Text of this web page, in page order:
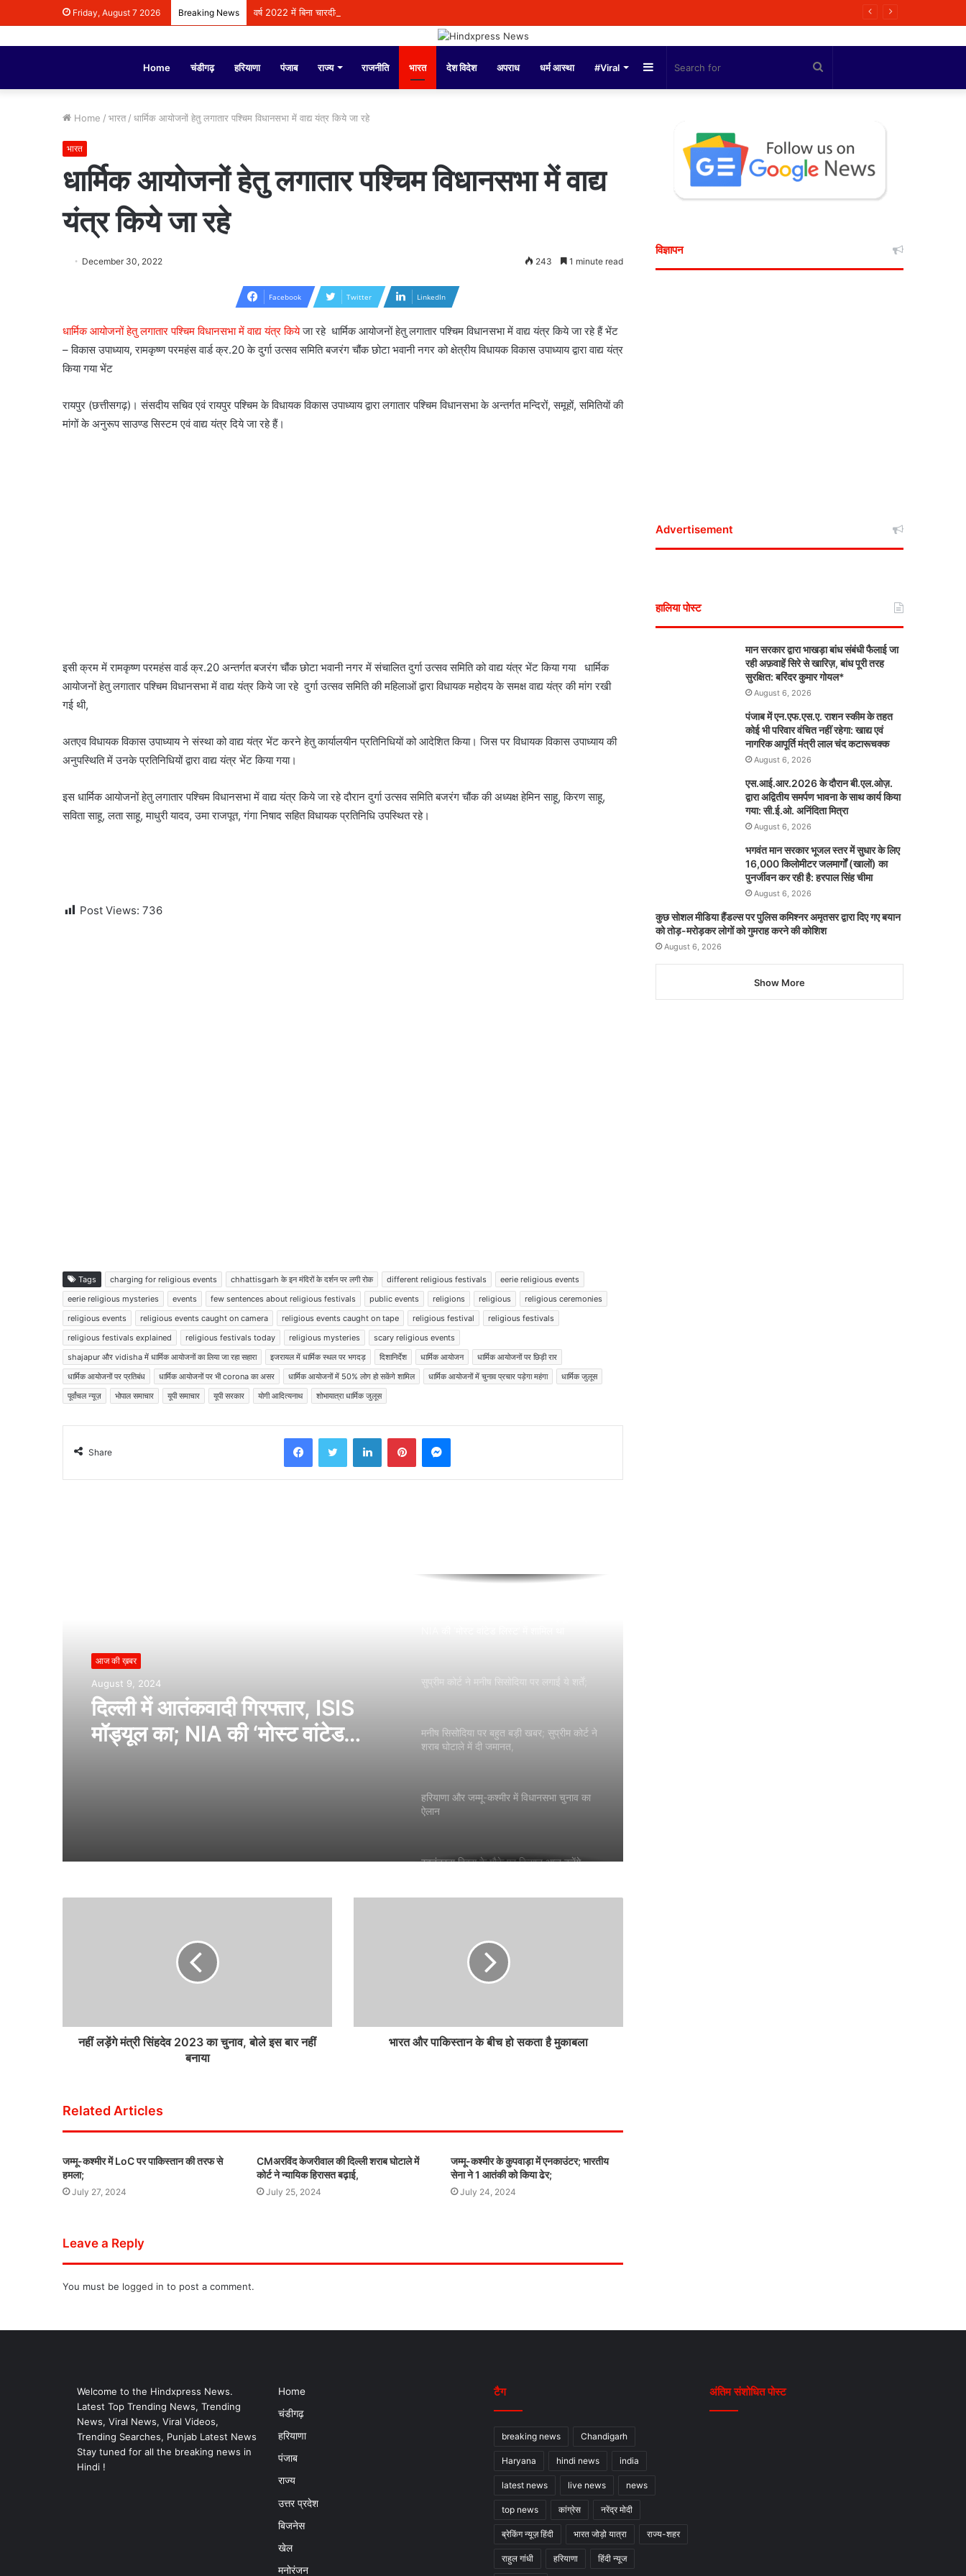
Friday, August 7 2026 Breaking News वर्ष 2022 में बिना चारदीवारी और फर्श पर बैठकर पढ़ने को मजबूर थे 4 लाख विद्यार्थी, परंतु आज देश भर में स्कूली शिक्षा में अग्रणी बनकर उभरा पंजाब: हरजोत सिंह बैंस
Home चंडीगढ़ हरियाणा पंजाब राज्य राजनीति भारत देश विदेश अपराध धर्म आस्था #Viral Sidebar
Home / भारत / धार्मिक आयोजनों हेतु लगातार पश्चिम विधानसभा में वाद्य यंत्र किये जा रहे
भारत
धार्मिक आयोजनों हेतु लगातार पश्चिम विधानसभा में वाद्य
यंत्र किये जा रहे
December 30, 2022 243 1 minute read
Facebook Twitter LinkedIn
धार्मिक आयोजनों हेतु लगातार पश्चिम विधानसभा में वाद्य यंत्र कियेजा रहे धार्मिक आयोजनों हेतु लगातार पश्चिम विधानसभा में वाद्य यंत्र किये जा रहे हैं भेंट
– विकास उपाध्याय, रामकृष्ण परमहंस वार्ड क्र.20 के दुर्गा उत्सव समिति बजरंग चौंक छोटा भवानी नगर को क्षेत्रीय विधायक विकास उपाध्याय द्वारा वाद्य यंत्र
किया गया भेंट
रायपुर (छत्तीसगढ़)। संसदीय सचिव एवं रायपुर पश्चिम के विधायक विकास उपाध्याय द्वारा लगातार पश्चिम विधानसभा के अन्तर्गत मन्दिरों, समूहों, समितियों की
मांगों के अनुरूप साउण्ड सिस्टम एवं वाद्य यंत्र दिये जा रहे हैं।
इसी क्रम में रामकृष्ण परमहंस वार्ड क्र.20 अन्तर्गत बजरंग चौंक छोटा भवानी नगर में संचालित दुर्गा उत्सव समिति को वाद्य यंत्र भेंट किया गया धार्मिक
आयोजनों हेतु लगातार पश्चिम विधानसभा में वाद्य यंत्र किये जा रहे दुर्गा उत्सव समिति की महिलाओं द्वारा विधायक महोदय के समक्ष वाद्य यंत्र की मांग रखी
गई थी,
अतएव विधायक विकास उपाध्याय ने संस्था को वाद्य यंत्र भेंट करने हेतु कार्यालयीन प्रतिनिधियों को आदेशित किया। जिस पर विधायक विकास उपाध्याय की
अनुपस्थिति में उनके प्रतिनिधियों द्वारा वाद्य यंत्र भेंट किया गया।
इस धार्मिक आयोजनों हेतु लगातार पश्चिम विधानसभा में वाद्य यंत्र किये जा रहे दौरान दुर्गा उत्सव समिति बजरंग चौंक की अध्यक्ष हेमिन साहू, किरण साहू,
सविता साहू, लता साहू, माधुरी यादव, उमा राजपूत, गंगा निषाद सहित विधायक प्रतिनिधि उपस्थित रहे।
Post Views: 736
Tags charging for religious events chhattisgarh के इन मंदिरों के दर्शन पर लगी रोक different religious festivals
eerie religious events
eerie religious mysteries
events few sentences about religious festivals public events religions religious
religious ceremonies
religious events
religious events caught on camera religious events caught on tape religious festival
religious festivals
religious festivals explained
religious festivals today religious mysteries
scary religious events
shajapur और vidisha में धार्मिक आयोजनों का लिया जा रहा सहारा
इजरायल में धार्मिक स्थल पर भगदड़ दिशानिर्देश धार्मिक आयोजन
धार्मिक आयोजनों पर छिड़ी रार
धार्मिक आयोजनों पर प्रतिबंध
धार्मिक आयोजनों पर भी corona का असर धार्मिक आयोजनों में 50% लोग हो सकेंगे शामिल धार्मिक आयोजनों में चुनाव प्रचार पड़ेगा महंगा
धार्मिक जुलूस
पूर्वांचल न्यूज़
भोपाल समाचार यूपी समाचार यूपी सरकार योगी आदित्यनाथ शोभायात्रा धार्मिक जुलूस
Share
आज की ख़बर
August 9, 2024
दिल्ली में आतंकवादी गिरफ्तार, ISIS
मॉड्यूल का; NIA की ‘मोस्ट वांटेड
ट्रैक्टर मार्च
पीएम नरेंद्र मोदी ने 11वीं बार लाल किले पर फहराया
तिरंगा
दुनियाभर में भारतीय समुदाय ने हर्षोल्लास संग
जम्मू-कश्मीर में आतंकियों से भीषण मुठभेड़;
सुप्रीम कोर्ट ने मनीष सिसोदिया पर लगाईं ये शर्तें;
मनीष सिसोदिया पर बहुत बड़ी खबर; सुप्रीम कोर्ट ने
शराब घोटाले में दी जमानत,
हरियाणा और जम्मू-कश्मीर में विधानसभा चुनाव का
ऐलान
स्वतंत्रता दिवस के मौके पर किसान आज करेंगे
नहीं लड़ेंगे मंत्री सिंहदेव 2023 का चुनाव, बोले इस बार नहीं
बनाया
भारत और पाकिस्तान के बीच हो सकता है मुकाबला
Related Articles
जम्मू-कश्मीर में LoC पर पाकिस्तान की तरफ से
हमला;
July 27, 2024
CMअरविंद केजरीवाल की दिल्ली शराब घोटाले में
कोर्ट ने न्यायिक हिरासत बढ़ाई,
July 25, 2024
जम्मू-कश्मीर के कुपवाड़ा में एनकाउंटर; भारतीय
सेना ने 1 आतंकी को किया ढेर;
July 24, 2024
Leave a Reply
You must be logged in to post a comment.
विज्ञापन
Advertisement
हालिया पोस्ट
मान सरकार द्वारा भाखड़ा बांध संबंधी फैलाई जा
रही अफ़वाहें सिरे से खारिज़, बांध पूरी तरह
सुरक्षित: बरिंदर कुमार गोयल*
August 6, 2026
पंजाब में एन.एफ.एस.ए. राशन स्कीम के तहत
कोई भी परिवार वंचित नहीं रहेगा: खाद्य एवं
नागरिक आपूर्ति मंत्री लाल चंद कटारूचक्क
August 6, 2026
एस.आई.आर.2026 के दौरान बी.एल.ओज़.
द्वारा अद्वितीय समर्पण भावना के साथ कार्य किया
गया: सी.ई.ओ. अनिंदिता मित्रा
August 6, 2026
भगवंत मान सरकार भूजल स्तर में सुधार के लिए
16,000 किलोमीटर जलमार्गों (खालों) का
पुनर्जीवन कर रही है: हरपाल सिंह चीमा
August 6, 2026
कुछ सोशल मीडिया हैंडल्स पर पुलिस कमिश्नर अमृतसर द्वारा दिए गए बयान
को तोड़-मरोड़कर लोगों को गुमराह करने की कोशिश
August 6, 2026
Show More
Welcome to the Hindxpress News.
Latest Top Trending News, Trending
News, Viral News, Viral Videos,
Trending Searches, Punjab Latest News
Stay tuned for all the breaking news in
Hindi !
Home
चंडीगढ़
हरियाणा
पंजाब
राज्य
उत्तर प्रदेश
बिजनेस
खेल
मनोरंजन
टैग
breaking news Chandigarh
Haryana hindi news india
latest news live news news
top news कांग्रेस नरेंद्र मोदी
ब्रेकिंग न्यूज़ हिंदी भारत जोड़ो यात्रा राज्य-शहर
राहुल गांधी हरियाणा हिंदी न्यूज
अंतिम संशोधित पोस्ट